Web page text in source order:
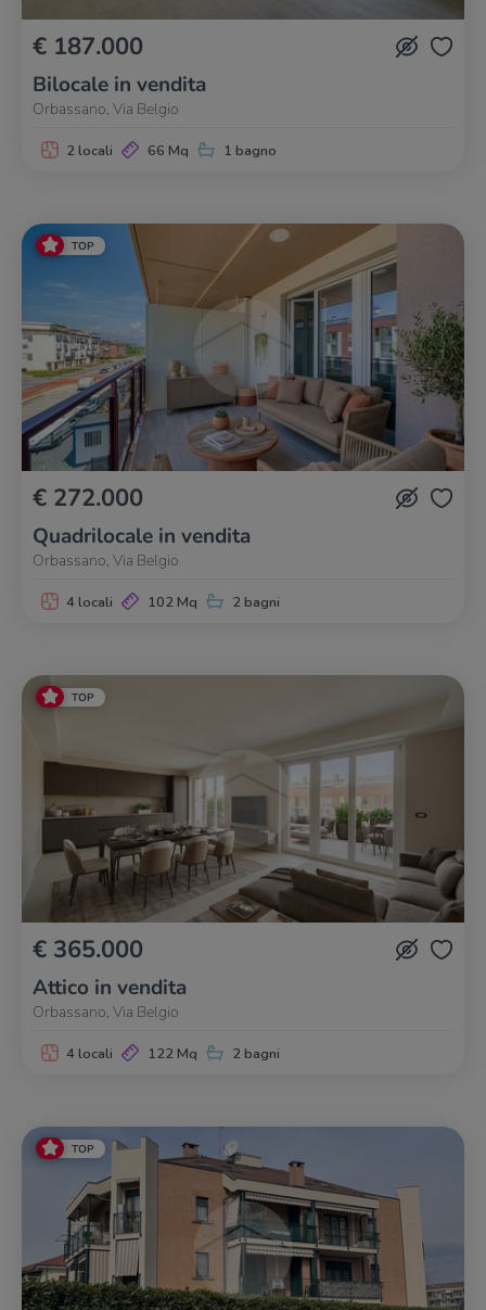
€ 187.000
Bilocale in vendita
Orbassano, Via Belgio
2 locali 66 Mq 1 bagno
TOP
€ 272.000
Quadrilocale in vendita
Orbassano, Via Belgio
4 locali 102 Mq 2 bagni
TOP
€ 365.000
Attico in vendita
Orbassano, Via Belgio
4 locali 122 Mq 2 bagni
TOP